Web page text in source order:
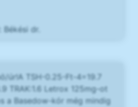
Békési dr.
úr!A TSH-0.25-Ft-4=19.7
TRAK:1.6 Letrox 125mg-ot
a Basedow-kór még mindig